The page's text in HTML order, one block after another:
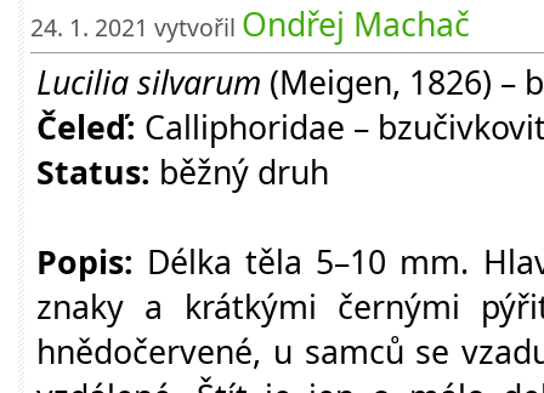
24. 1. 2021 vytvořil Ondřej Machač
Lucilia silvarum (Meigen, 1826) –
Čeleď: Calliphoridae –
Status: běžný druh
Popis: Délka těla 5–10 mm.
znaky a krátkými černými
hnědočervené, u samců se